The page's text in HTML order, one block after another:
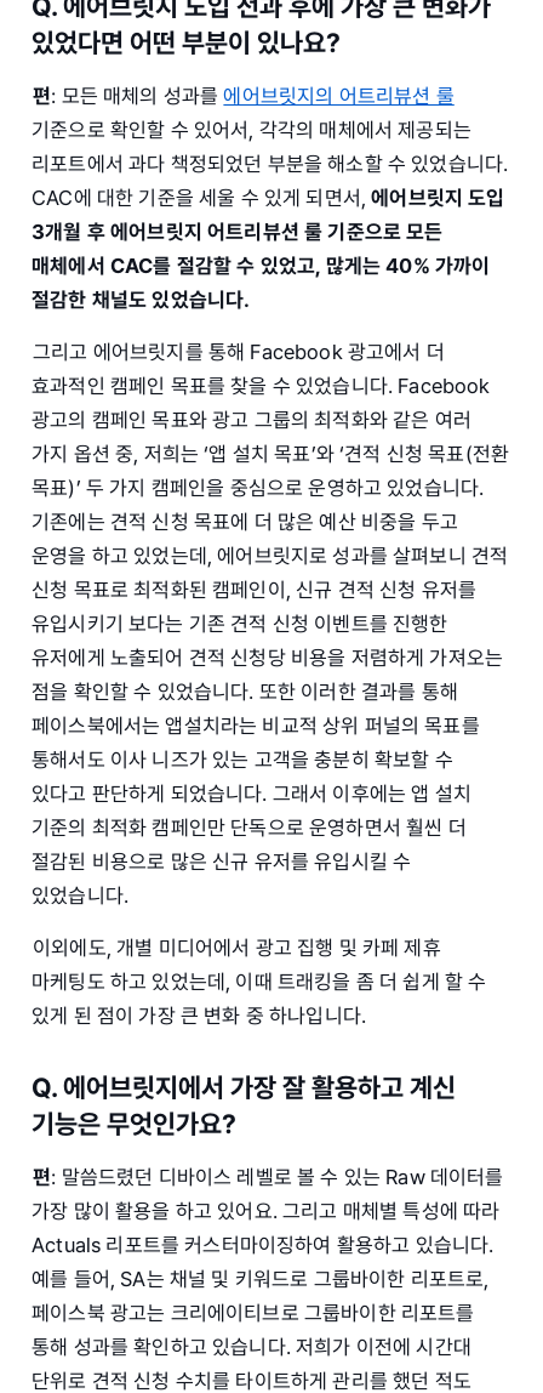
있었다면 어떤 부분이 있나요?
편: 모든 매체의 성과를에어브릿지의 어트리뷰션 룰
기준으로 확인할 수 있어서, 각각의 매체에서 제공되는
리포트에서 과다 책정되었던 부분을 해소할 수 있었습니다.
CAC에 대한 기준을 세울 수 있게 되면서,에어브릿지 도입
3개월 후 에어브릿지 어트리뷰션 룰 기준으로 모든
매체에서 CAC를 절감할 수 있었고, 많게는 40% 가까이
절감한 채널도 있었습니다.
그리고 에어브릿지를 통해 Facebook 광고에서 더
효과적인 캠페인 목표를 찾을 수 있었습니다. Facebook
광고의 캠페인 목표와 광고 그룹의 최적화와 같은 여러
가지 옵션 중, 저희는 ‘앱 설치 목표’와 ‘견적 신청 목표(전환
목표)’ 두 가지 캠페인을 중심으로 운영하고 있었습니다.
기존에는 견적 신청 목표에 더 많은 예산 비중을 두고
운영을 하고 있었는데, 에어브릿지로 성과를 살펴보니 견적
신청 목표로 최적화된 캠페인이, 신규 견적 신청 유저를
유입시키기 보다는 기존 견적 신청 이벤트를 진행한
유저에게 노출되어 견적 신청당 비용을 저렴하게 가져오는
점을 확인할 수 있었습니다. 또한 이러한 결과를 통해
페이스북에서는 앱설치라는 비교적 상위 퍼널의 목표를
통해서도 이사 니즈가 있는 고객을 충분히 확보할 수
있다고 판단하게 되었습니다. 그래서 이후에는 앱 설치
기준의 최적화 캠페인만 단독으로 운영하면서 훨씬 더
절감된 비용으로 많은 신규 유저를 유입시킬 수
있었습니다.
이외에도, 개별 미디어에서 광고 집행 및 카페 제휴
마케팅도 하고 있었는데, 이때 트래킹을 좀 더 쉽게 할 수
있게 된 점이 가장 큰 변화 중 하나입니다.
Q. 에어브릿지에서 가장 잘 활용하고 계신
기능은 무엇인가요?
편: 말씀드렸던 디바이스 레벨로 볼 수 있는 Raw 데이터를
가장 많이 활용을 하고 있어요. 그리고 매체별 특성에 따라
Actuals 리포트를 커스터마이징하여 활용하고 있습니다.
예를 들어, SA는 채널 및 키워드로 그룹바이한 리포트로,
페이스북 광고는 크리에이티브로 그룹바이한 리포트를
통해 성과를 확인하고 있습니다. 저희가 이전에 시간대
단위로 견적 신청 수치를 타이트하게 관리를 했던 적도